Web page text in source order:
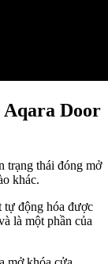
Aqara Door
trạng thái đóng mở
khác.
tự động hóa được
là một phần của